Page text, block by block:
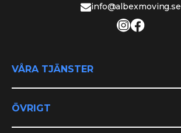
info@albexmoving.se
VÅRA TJÄNSTER
Privatflytt
Företagsflytt
Flyttstädning
ÖVRIGT
Om oss